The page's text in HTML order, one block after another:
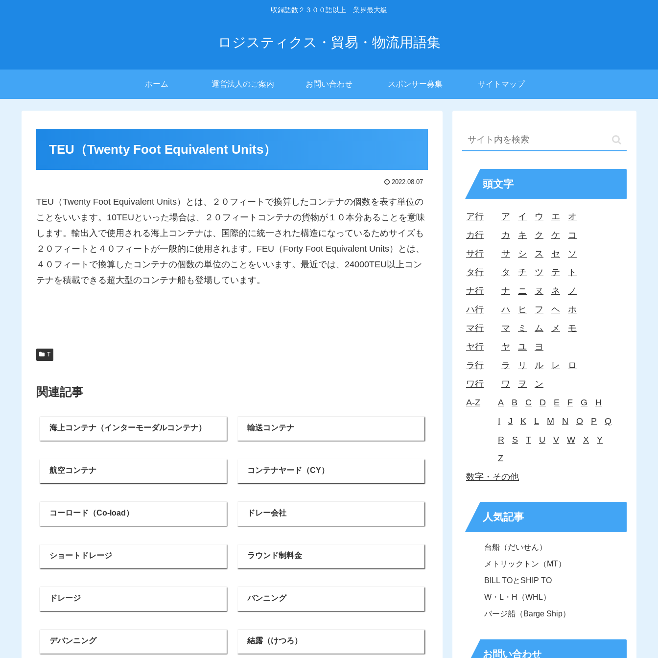
収録語数２３００語以上 業界最大級
ロジスティクス・貿易・物流用語集
ホーム 運営法人のご案内 お問い合わせ スポンサー募集 サイトマップ
TEU（Twenty Foot Equivalent Units）
2022.08.07
TEU（Twenty Foot Equivalent Units）とは、２０フィートで換算したコンテナの個数を表す単位の
ことをいいます。10TEUといった場合は、２０フィートコンテナの貨物が１０本分あることを意味
します。輸出入で使用される海上コンテナは、国際的に統一された構造になっているためサイズも
２０フィートと４０フィートが一般的に使用されます。FEU（Forty Foot Equivalent Units）とは、
４０フィートで換算したコンテナの個数の単位のことをいいます。最近では、24000TEU以上コン
テナを積載できる超大型のコンテナ船も登場しています。
T
関連記事
海上コンテナ（インターモーダルコンテナ） 輸送コンテナ
航空コンテナ コンテナヤード（CY）
コーロード（Co-load） ドレー会社
ショートドレージ ラウンド制料金
ドレージ バンニング
デバンニング 結露（けつろ）
頭文字
ア行 ア イ ウ エ
オ
カ行
カ キ ク ケ
コ
サ行
サ シ ス セ
ソ
タ行
タ チ ツ テ
ト
ナ行
ナ ニ ヌ ネ
ノ
ハ行
ハ ヒ フ ヘ
ホ
マ行
マ ミ ム メ
モ
ヤ行
ヤ ユ
ヨ
ラ行
ラ リ ル レ
ロ
ワ行
ワ ヲ
ン
A-Z
A B C D E F G
H
I
J K L M N O P
Q
R
S T U V W X
Y
Z
数字・その他
人気記事
台船（だいせん）
メトリックトン（MT）
BILL TOとSHIP TO
W・L・H（WHL）
バージ船（Barge Ship）
お問い合わせ